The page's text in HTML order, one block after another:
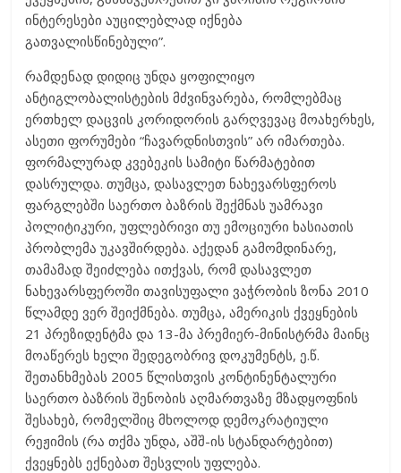
ინტერესები აუცილებლად იქნება
გათვალისწინებული”.
რამდენად დიდიც უნდა ყოფილიყო
ანტიგლობალისტების მძვინვარება, რომლებმაც
ერთხელ დაცვის კორიდორის გარღვევაც მოახერხეს,
ასეთი ფორუმები “ჩავარდნისთვის” არ იმართება.
ფორმალურად კვებეკის სამიტი წარმატებით
დასრულდა. თუმცა, დასავლეთ ნახევარსფეროს
ფარგლებში საერთო ბაზრის შექმნას უამრავი
პოლიტიკური, უფლებრივი თუ ემოციური ხასიათის
პრობლემა უკავშირდება. აქედან გამომდინარე,
თამამად შეიძლება ითქვას, რომ დასავლეთ
ნახევარსფეროში თავისუფალი ვაჭრობის ზონა 2010
წლამდე ვერ შეიქმნება. თუმცა, ამერიკის ქვეყნების
21 პრეზიდენტმა და 13-მა პრემიერ-მინისტრმა მაინც
მოაწერეს ხელი შედეგობრივ დოკუმენტს, ე.წ.
შეთანხმებას 2005 წლისთვის კონტინენტალური
საერთო ბაზრის შენობის აღმართვაზე მზადყოფნის
შესახებ, რომელშიც მხოლოდ დემოკრატიული
რეჟიმის (რა თქმა უნდა, აშშ-ის სტანდარტებით)
ქვეყნებს ექნებათ შესვლის უფლება.